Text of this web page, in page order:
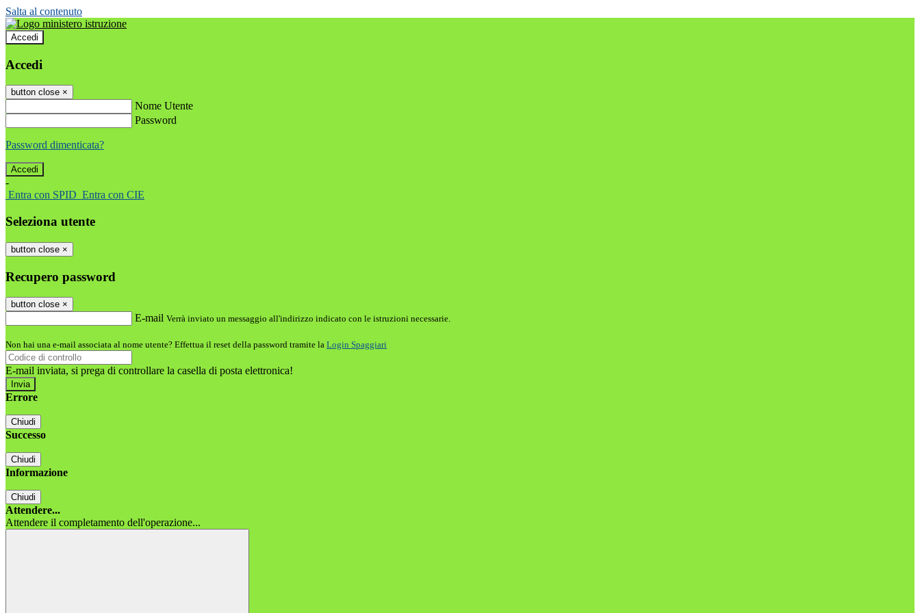
Salta al contenuto
Accedi
Accedi
button close ×
Nome Utente
Password
Password dimenticata?
-
Entra con SPID Entra con CIE
Seleziona utente
button close ×
Recupero password
button close ×
E-mail Verrà inviato un messaggio all'indirizzo indicato con le istruzioni necessarie.
Non hai una e-mail associata al nome utente? Effettua il reset della password tramite la Login Spaggiari
E-mail inviata, si prega di controllare la casella di posta elettronica!
Errore
Chiudi
Successo
Chiudi
Informazione
Chiudi
Attendere...
Attendere il completamento dell'operazione...